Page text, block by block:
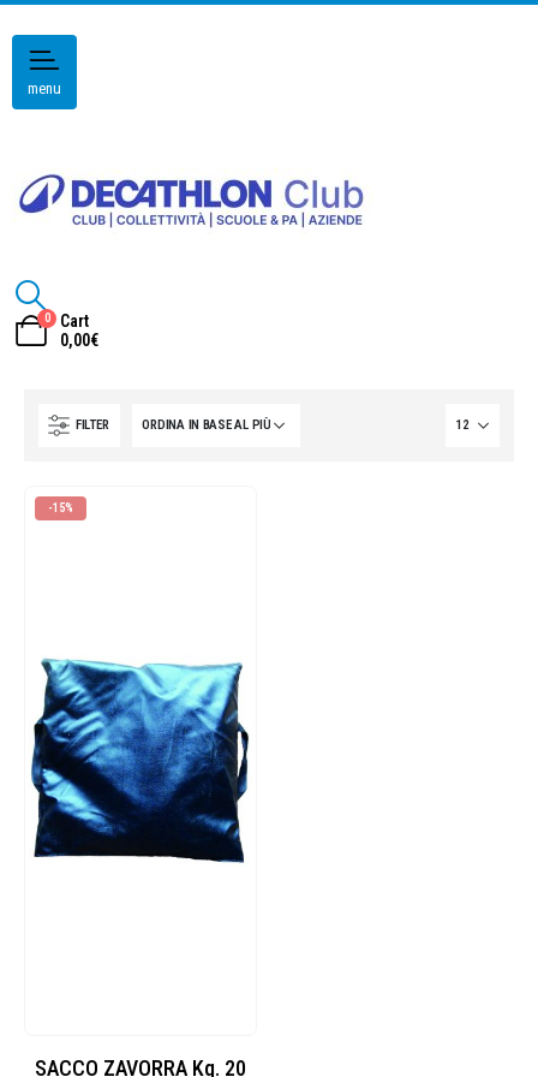
menu
0
Cart
0,00€
FILTER
-15%
SACCO ZAVORRA Kg. 20